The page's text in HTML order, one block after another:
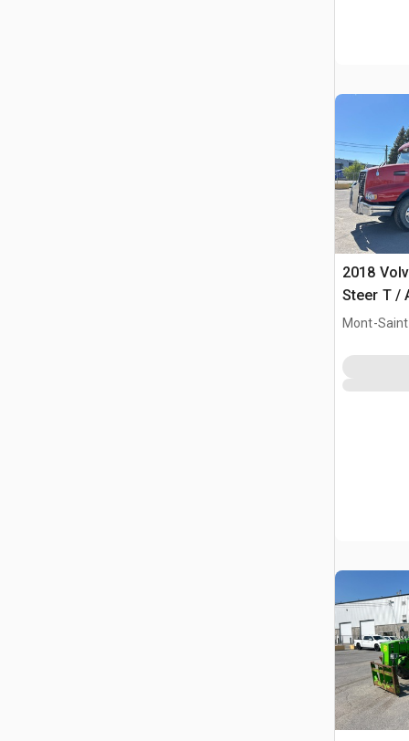
2018
Steer T /
Mont-